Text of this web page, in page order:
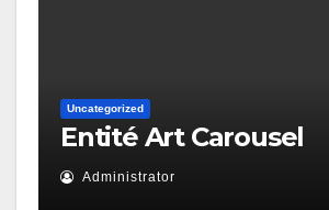
Uncategorized
Entité Art Carousel
Administrator